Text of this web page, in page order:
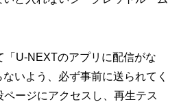
「U-NEXTのアプリに配信がな
いよう、必ず事前に送られてく
ージにアクセスし、再生テス